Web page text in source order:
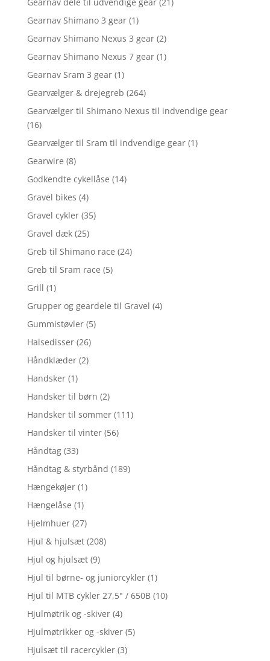
Gearnav Shimano 3 gear (1)
Gearnav Shimano Nexus 3 gear (2)
Gearnav Shimano Nexus 7 gear (1)
Gearnav Sram 3 gear (1)
Gearvælger & drejegreb (264)
Gearvælger til Shimano Nexus til indvendige gear
(16)
Gearvælger til Sram til indvendige gear (1)
Gearwire (8)
Godkendte cykellåse (14)
Gravel bikes (4)
Gravel cykler (35)
Gravel dæk (25)
Greb til Shimano race (24)
Greb til Sram race (5)
Grill (1)
Grupper og geardele til Gravel (4)
Gummistøvler (5)
Halsedisser (26)
Håndklæder (2)
Handsker (1)
Handsker til børn (2)
Handsker til sommer (111)
Handsker til vinter (56)
Håndtag (33)
Håndtag & styrbånd (189)
Hængekøjer (1)
Hængelåse (1)
Hjelmhuer (27)
Hjul & hjulsæt (208)
Hjul og hjulsæt (9)
Hjul til børne- og juniorcykler (1)
Hjul til MTB cykler 27,5" / 650B (10)
Hjulmøtrik og -skiver (4)
Hjulmøtrikker og -skiver (5)
Hjulsæt til racercykler (3)